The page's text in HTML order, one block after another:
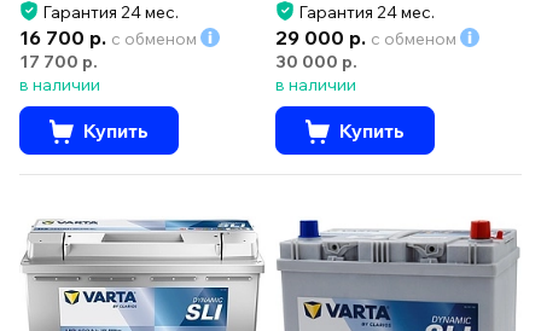
Гарантия 24 мес.
16 700 р. с обменом
17 700 р.
в наличии
Купить
Гарантия 24 мес.
29 000 р. с обменом
30 000 р.
в наличии
Купить